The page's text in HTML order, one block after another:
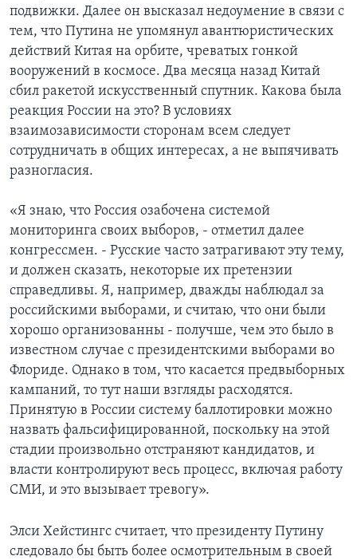
подвижки. Далее он высказал недоумение в связи с
тем, что Путина не упомянул авантюристических
действий Китая на орбите, чреватых гонкой
вооружений в космосе. Два месяца назад Китай
сбил ракетой искусственный спутник. Какова была
реакция России на это? В условиях
взаимозависимости сторонам всем следует
сотрудничать в общих интересах, а не выпячивать
разногласия.
«Я знаю, что Россия озабочена системой
мониторинга своих выборов, - отметил далее
конгрессмен. - Русские часто затрагивают эту тему,
и должен сказать, некоторые их претензии
справедливы. Я, например, дважды наблюдал за
российскими выборами, и считаю, что они были
хорошо организованны - получше, чем это было в
известном случае с президентскими выборами во
Флориде. Однако в том, что касается предвыборных
кампаний, то тут наши взгляды расходятся.
Принятую в России систему баллотировки можно
назвать фальсифицированной, поскольку на этой
стадии произвольно отстраняют кандидатов, и
власти контролируют весь процесс, включая работу
СМИ, и это вызывает тревогу».
Элси Хейстингс считает, что президенту Путину
следовало бы быть более осмотрительным в своей